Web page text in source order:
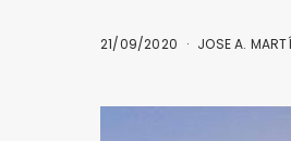
21/09/2020 JOSE A.